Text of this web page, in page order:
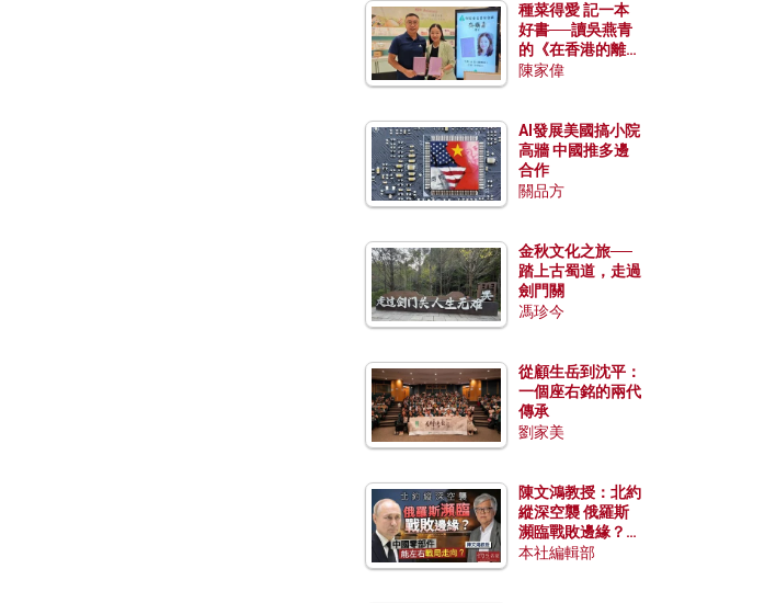
種菜得愛 記一本
好書──讀吳燕青
的《在香港的離島
種菜》
陳家偉
AI發展美國搞小院
高牆 中國推多邊
合作
關品方
金秋文化之旅──
踏上古蜀道，走過
劍門關
馮珍今
從顧生岳到沈平：
一個座右銘的兩代
傳承
劉家美
陳文鴻教授：北約
縱深空襲 俄羅斯
瀕臨戰敗邊緣？中
國零部件能左右戰
本社編輯部